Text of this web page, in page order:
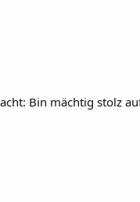
Bin mächtig stolz